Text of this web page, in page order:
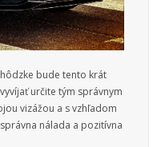
bude tento krát
určite tým správnym
vizážou a s vzhľadom
nálada a pozitívna